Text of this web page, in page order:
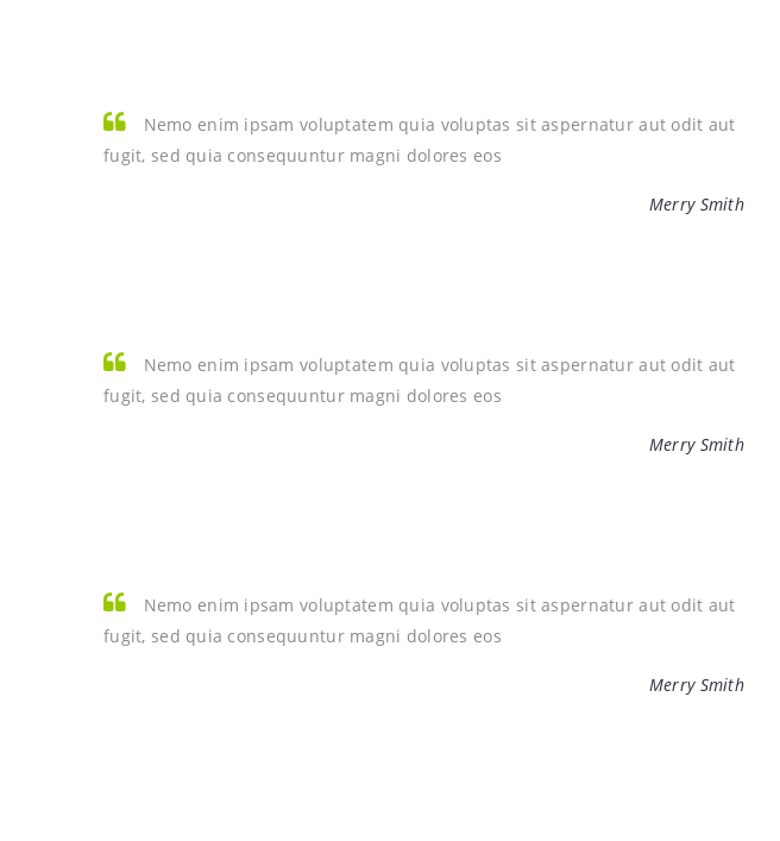
Nemo enim ipsam voluptatem quia voluptas sit aspernatur aut odit aut
fugit, sed quia consequuntur magni dolores eos
Merry Smith
Nemo enim ipsam voluptatem quia voluptas sit aspernatur aut odit aut
fugit, sed quia consequuntur magni dolores eos
Merry Smith
Nemo enim ipsam voluptatem quia voluptas sit aspernatur aut odit aut
fugit, sed quia consequuntur magni dolores eos
Merry Smith